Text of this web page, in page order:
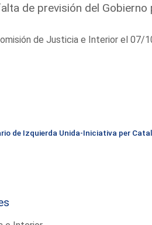
de previsión del
de Justicia e Interior el 07/
de Izquierda Unida-Iniciativa per